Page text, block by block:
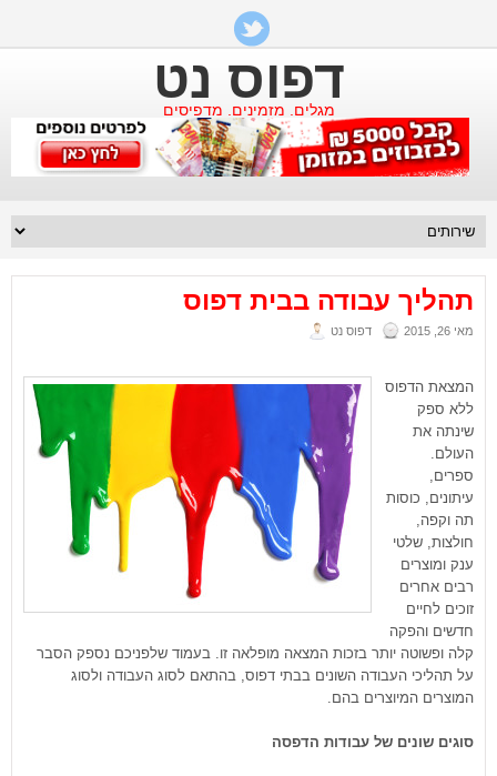
דפוס נט
מגלים. מזמינים. מדפיסים
תהליך עבודה בבית דפוס
מאי 26, 2015 דפוס נט
המצאת הדפוס
ללא ספק
שינתה את
העולם.
ספרים,
עיתונים, כוסות
תה וקפה,
חולצות, שלטי
ענק ומוצרים
רבים אחרים
זוכים לחיים
חדשים והפקה
קלה ופשוטה יותר בזכות המצאה מופלאה זו. בעמוד שלפניכם נספק הסבר
על תהליכי העבודה השונים בבתי דפוס, בהתאם לסוג העבודה ולסוג
המוצרים המיוצרים בהם.
סוגים שונים של עבודות הדפסה